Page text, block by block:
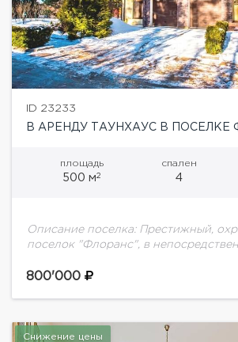
ID 23233
В АРЕНДУ ТАУНХАУС В ПОСЕЛКЕ
площадь
500 м2
спален
4
Описание поселка: Престижный,
поселок "Флоранс", в
является одним из первых поселков
800'000
Снижение цены